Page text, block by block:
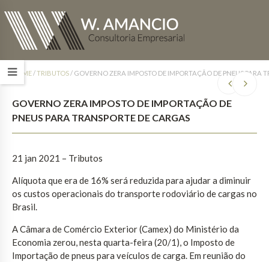
HOME/TRIBUTOS/ GOVERNO ZERA IMPOSTO DE IMPORTAÇÃO DE PNEUS PARA
GOVERNO ZERA IMPOSTO DE IMPORTAÇÃO DE
PNEUS PARA TRANSPORTE DE CARGAS
21 jan 2021 – Tributos
Alíquota que era de 16% será reduzida para ajudar a diminuir
os custos operacionais do transporte rodoviário de cargas no
Brasil.
A Câmara de Comércio Exterior (Camex) do Ministério da
Economia zerou, nesta quarta-feira (20/1), o Imposto de
Importação de pneus para veículos de carga. Em reunião do